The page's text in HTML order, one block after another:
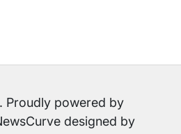
Proudly powered by
designed by